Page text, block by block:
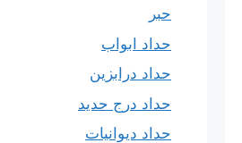
حبر
حداد ابواب
حداد درابزين
حداد درج حديد
حداد ديوانيات